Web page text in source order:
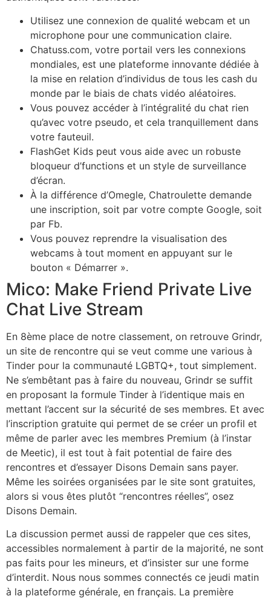
Utilisez une connexion de qualité webcam et un
microphone pour une communication claire.
Chatuss.com, votre portail vers les connexions
mondiales, est une plateforme innovante dédiée à
la mise en relation d’individus de tous les cash du
monde par le biais de chats vidéo aléatoires.
Vous pouvez accéder à l’intégralité du chat rien
qu’avec votre pseudo, et cela tranquillement dans
votre fauteuil.
FlashGet Kids peut vous aide avec un robuste
bloqueur d’functions et un style de surveillance
d’écran.
À la différence d’Omegle, Chatroulette demande
une inscription, soit par votre compte Google, soit
par Fb.
Vous pouvez reprendre la visualisation des
webcams à tout moment en appuyant sur le
bouton « Démarrer ».
Mico: Make Friend Private Live
Chat Live Stream
En 8ème place de notre classement, on retrouve Grindr,
un site de rencontre qui se veut comme une various à
Tinder pour la communauté LGBTQ+, tout simplement.
Ne s’embêtant pas à faire du nouveau, Grindr se suffit
en proposant la formule Tinder à l’identique mais en
mettant l’accent sur la sécurité de ses membres. Et avec
l’inscription gratuite qui permet de se créer un profil et
même de parler avec les membres Premium (à l’instar
de Meetic), il est tout à fait potential de faire des
rencontres et d’essayer Disons Demain sans payer.
Même les soirées organisées par le site sont gratuites,
alors si vous êtes plutôt “rencontres réelles”, osez
Disons Demain.
La discussion permet aussi de rappeler que ces sites,
accessibles normalement à partir de la majorité, ne sont
pas faits pour les mineurs, et d’insister sur une forme
d’interdit. Nous nous sommes connectés ce jeudi matin
à la plateforme générale, en français. La première